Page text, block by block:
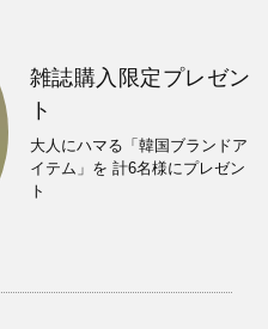
雑誌購入限定プレゼン
ト
大人にハマる「韓国ブランドア
イテム」を 計6名様にプレゼン
ト